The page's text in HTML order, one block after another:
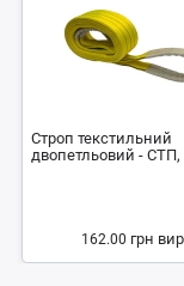
Строп текстильний
двопетльовий - СТП,
162.00 грн